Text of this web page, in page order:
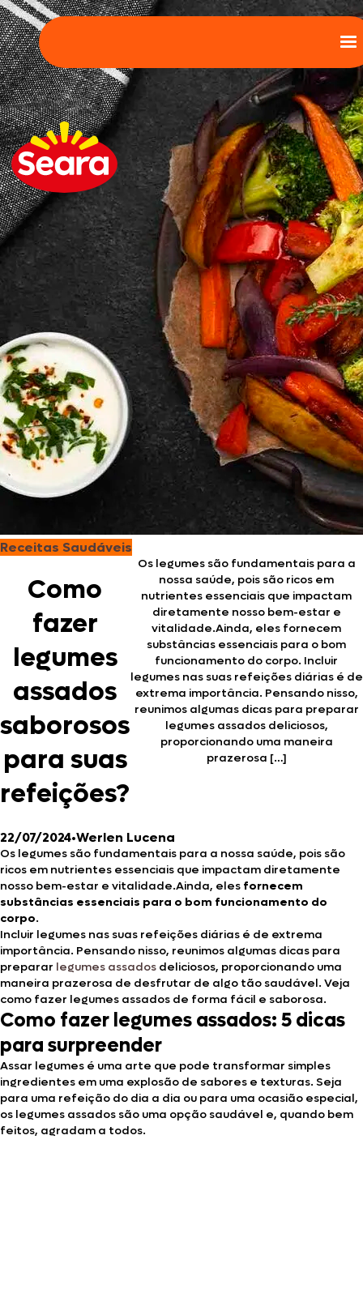
Receitas Saudáveis
Como
fazer
legumes
assados
saborosos
para suas
refeições?
Os legumes são fundamentais para a
nossa saúde, pois são ricos em
nutrientes essenciais que impactam
diretamente nosso bem-estar e
vitalidade.Ainda, eles fornecem
substâncias essenciais para o bom
funcionamento do corpo. Incluir
legumes nas suas refeições diárias é de
extrema importância. Pensando nisso,
reunimos algumas dicas para preparar
legumes assados deliciosos,
proporcionando uma maneira
prazerosa […]
22/07/2024•Werlen Lucena
Os legumes são fundamentais para a nossa saúde, pois são
ricos em nutrientes essenciais que impactam diretamente
nosso bem-estar e vitalidade.Ainda, eles fornecem
substâncias essenciais para o bom funcionamento do
corpo.
Incluir legumes nas suas refeições diárias é de extrema
importância. Pensando nisso, reunimos algumas dicas para
preparar legumes assados deliciosos, proporcionando uma
maneira prazerosa de desfrutar de algo tão saudável. Veja
como fazer legumes assados de forma fácil e saborosa.
Como fazer legumes assados: 5 dicas
para surpreender
Assar legumes é uma arte que pode transformar simples
ingredientes em uma explosão de sabores e texturas. Seja
para uma refeição do dia a dia ou para uma ocasião especial,
os legumes assados são uma opção saudável e, quando bem
feitos, agradam a todos.